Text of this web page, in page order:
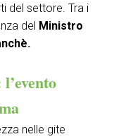
del settore. Tra i
del Ministro
nelle gite